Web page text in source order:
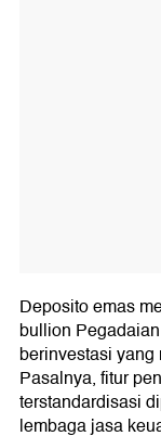
Deposito emas
bullion
berinvestasi
Pasalnya, fitur
terstandardisasi
lembaga jasa